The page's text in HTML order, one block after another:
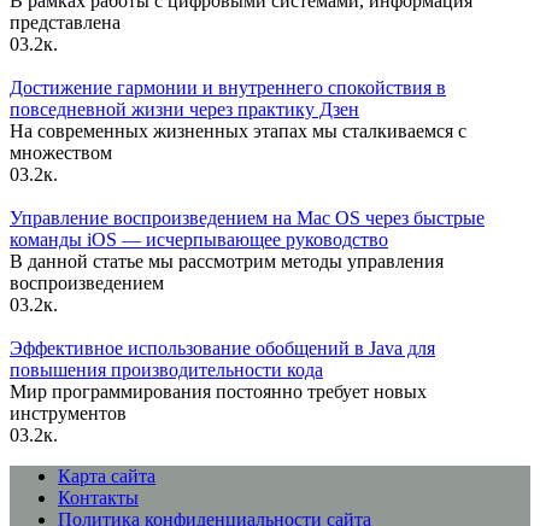
представлена
03.2к.
Достижение гармонии и внутреннего спокойствия в
повседневной жизни через практику Дзен
На современных жизненных этапах мы сталкиваемся с
множеством
03.2к.
Управление воспроизведением на Mac OS через быстрые
команды iOS — исчерпывающее руководство
В данной статье мы рассмотрим методы управления
воспроизведением
03.2к.
Эффективное использование обобщений в Java для
повышения производительности кода
Мир программирования постоянно требует новых
инструментов
03.2к.
Карта сайта
Контакты
Политика конфиденциальности сайта